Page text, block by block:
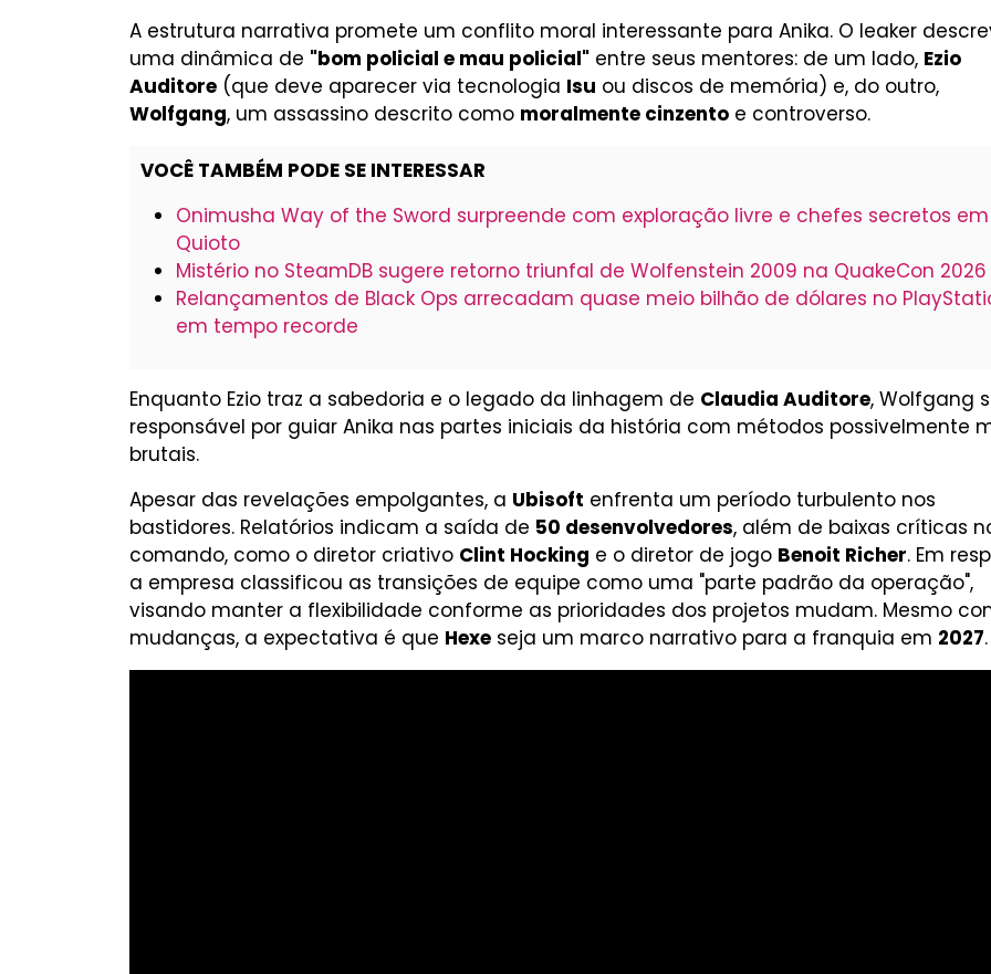
A estrutura narrativa promete um conflito moral interessante para Anika. O leaker
uma dinâmica de "bom policial e mau policial" entre seus mentores: de um lado, Ezio
Auditore (que deve aparecer via tecnologia Isu ou discos de memória) e, do outro,
Wolfgang, um assassino descrito como moralmente cinzento e controverso.
VOCÊ TAMBÉM PODE SE INTERESSAR
Onimusha Way of the Sword surpreende com exploração livre e chefes secretos em
Quioto
Mistério no SteamDB sugere retorno triunfal de Wolfenstein 2009 na QuakeCon 2026
Relançamentos de Black Ops arrecadam quase meio bilhão de dólares no
em tempo recorde
Enquanto Ezio traz a sabedoria e o legado da linhagem de Claudia Auditore, Wolfgang
responsável por guiar Anika nas partes iniciais da história com métodos possivelmente
brutais.
Apesar das revelações empolgantes, a Ubisoft enfrenta um período turbulento nos
bastidores. Relatórios indicam a saída de 50 desenvolvedores, além de baixas críticas
comando, como o diretor criativo Clint Hocking e o diretor de jogo Benoit Richer. Em
a empresa classificou as transições de equipe como uma "parte padrão da operação",
visando manter a flexibilidade conforme as prioridades dos projetos mudam. Mesmo
mudanças, a expectativa é que Hexe seja um marco narrativo para a franquia em 2027.